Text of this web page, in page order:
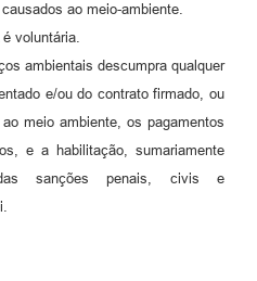
ao meio-ambiente.
voluntária.
ambientais descumpra qualquer
e/ou do contrato firmado, ou
meio ambiente, os pagamentos
e a habilitação, sumariamente
sanções penais, civis e